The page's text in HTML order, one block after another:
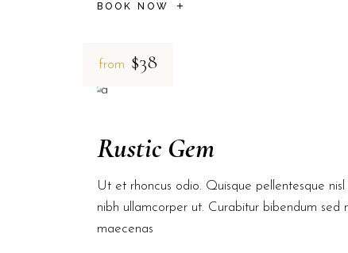
BOOK NOW
from $38
Rustic Gem
Ut et rhoncus odio. Quisque pellentesque
nibh ullamcorper ut. Curabitur bibendum sed
maecenas